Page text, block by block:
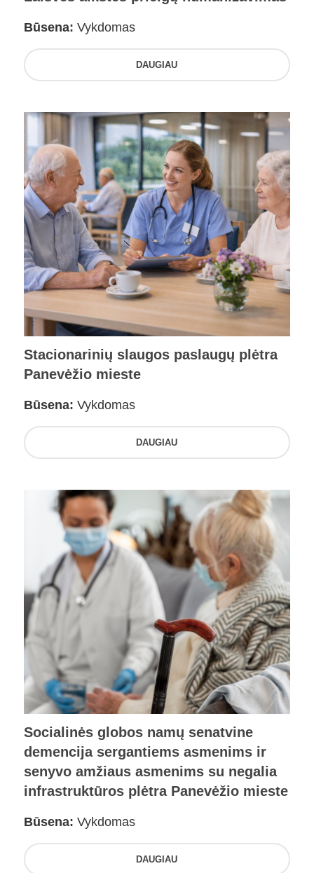
Būsena: Vykdomas
DAUGIAU
Stacionarinių slaugos paslaugų plėtra
Panevėžio mieste
Būsena: Vykdomas
DAUGIAU
Socialinės globos namų senatvine
demencija sergantiems asmenims ir
senyvo amžiaus asmenims su negalia
infrastruktūros plėtra Panevėžio mieste
Būsena: Vykdomas
DAUGIAU